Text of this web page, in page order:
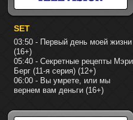
SET
03:50 - Первый день моей жизни
(16+)
05:40 - Секретные рецепты Мэри
Берг (11-я серия) (12+)
06:00 - Вы умрете, или мы
вернем вам деньги (16+)